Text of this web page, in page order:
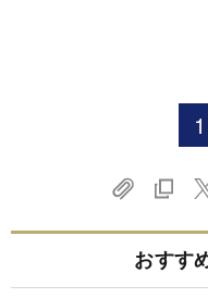
1
おすす